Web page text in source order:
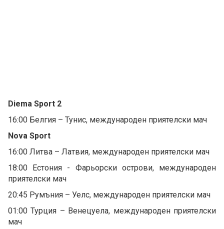
Diema Sport 2
16:00 Белгия – Тунис, международен приятелски мач
Nova Sport
16:00 Литва – Латвия, международен приятелски мач
18:00 Естония - Фарьорски острови, международен
приятелски мач
20:45 Румъния – Уелс, международен приятелски мач
01:00 Турция – Венецуела, международен приятелски
мач